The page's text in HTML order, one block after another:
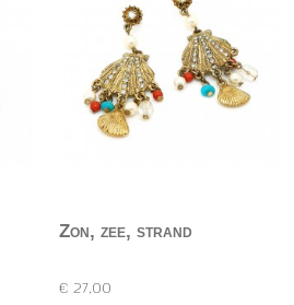
Zon, zee, strand
€ 27,00